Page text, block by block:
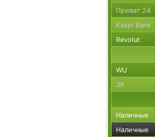
Приват 24
Kaspi Bank
Revolut
WU
ЗК
Наличные
Наличные